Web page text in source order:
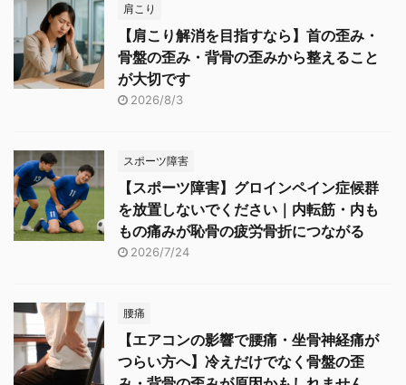
肩こり
【肩こり解消を目指すなら】首の歪み・
骨盤の歪み・背骨の歪みから整えること
が大切です
2026/8/3
スポーツ障害
【スポーツ障害】グロインペイン症候群
を放置しないでください｜内転筋・内も
もの痛みが恥骨の疲労骨折につながる
2026/7/24
腰痛
【エアコンの影響で腰痛・坐骨神経痛が
つらい方へ】冷えだけでなく骨盤の歪